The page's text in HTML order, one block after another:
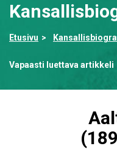
Etusivu
Vapaasti luettava artikkeli